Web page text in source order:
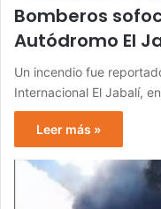
Bomberos
Autódromo El
Un incendio fue
Internacional El Jabalí,
Leer más »